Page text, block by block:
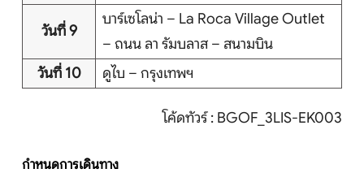
วันที่ 9
บาร์เซโลน่า – La Roca Village Outlet
– ถนน ลา รัมบลาส – สนามบิน
วันที่ 10
ดูไบ – กรุงเทพฯ
โค้ดทัวร์ : BGOF_3LIS-EK003
กำหนดการเดินทาง